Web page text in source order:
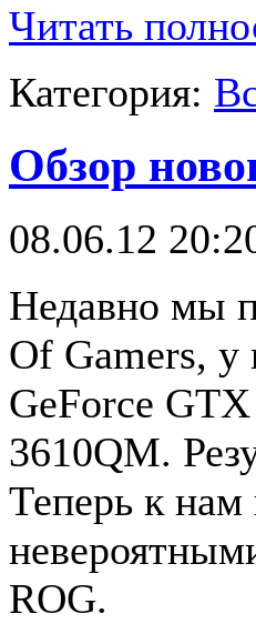
Читать
Категория:
Обзор
08.06.12
Недавно мы
Of Gamers, у
GeForce
3610QM.
Теперь к
ROG.